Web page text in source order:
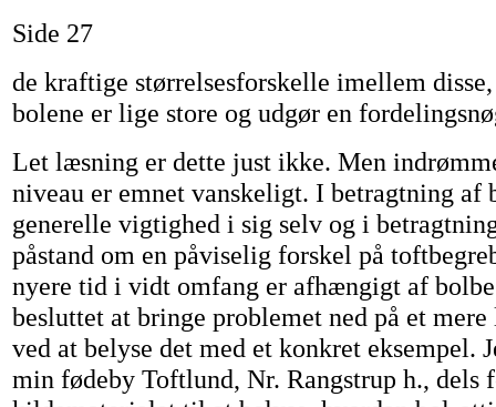
Side 27
de kraftige størrelsesforskelle imellem
bolene er lige store og udgør en
Let læsning er dette just ikke. Men
niveau er emnet vanskeligt. I betragtning af
generelle vigtighed i sig selv og i
påstand om en påviselig forskel på
nyere tid i vidt omfang er afhængigt af
besluttet at bringe problemet ned på et
ved at belyse det med et konkret eksempel.
min fødeby Toftlund, Nr. Rangstrup h., dels